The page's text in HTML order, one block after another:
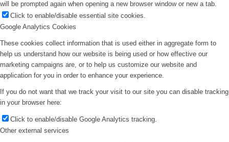
will be prompted again when opening a new browser window or new a tab.
Click to enable/disable essential site cookies.
Google Analytics Cookies
These cookies collect information that is used either in aggregate form to
help us understand how our website is being used or how effective our
marketing campaigns are, or to help us customize our website and
application for you in order to enhance your experience.
If you do not want that we track your visit to our site you can disable tracking
in your browser here:
Click to enable/disable Google Analytics tracking.
Other external services